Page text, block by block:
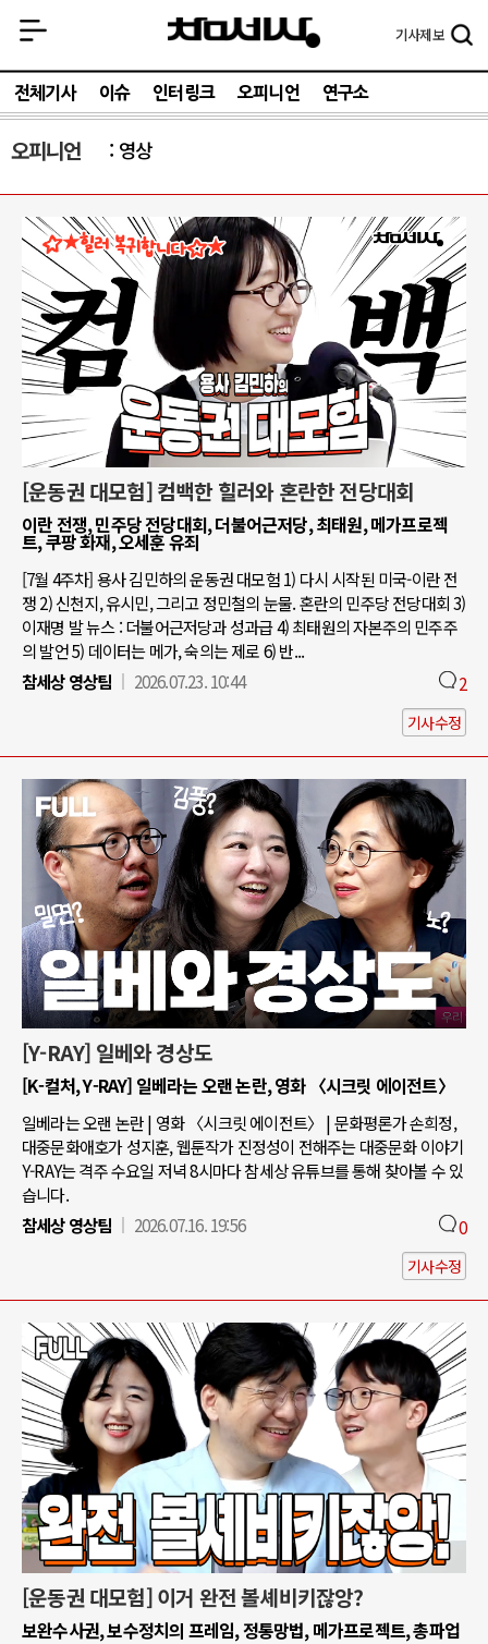
기사제보
전체기사 이슈 인터링크 오피니언 연구소
오피니언 영상
[운동권 대모험] 컴백한 힐러와 혼란한 전당대회
이란 전쟁, 민주당 전당대회, 더불어근저당, 최태원, 메가프로젝
트, 쿠팡 화재, 오세훈 유죄
[7월 4주차] 용사 김민하의 운동권 대모험 1) 다시 시작된 미국-이란 전
쟁 2) 신천지, 유시민, 그리고 정민철의 눈물. 혼란의 민주당 전당대회 3)
이재명 발 뉴스 : 더불어근저당과 성과급 4) 최태원의 자본주의 민주주
의 발언 5) 데이터는 메가, 숙의는 제로 6) 반...
참세상 영상팀
2026.07.23. 10:44 2
기사수정
[Y-RAY] 일베와 경상도
[K-컬처, Y-RAY] 일베라는 오랜 논란, 영화 〈시크릿 에이전트〉
일베라는 오랜 논란 | 영화 〈시크릿 에이전트〉 | 문화평론가 손희정,
대중문화애호가 성지훈, 웹툰작가 진정성이 전해주는 대중문화 이야기
Y-RAY는 격주 수요일 저녁 8시마다 참세상 유튜브를 통해 찾아볼 수 있
습니다.
참세상 영상팀
2026.07.16. 19:56 0
기사수정
[운동권 대모험] 이거 완전 볼셰비키잖앙?
보완수사권, 보수정치의 프레임, 정통망법, 메가프로젝트, 총파업